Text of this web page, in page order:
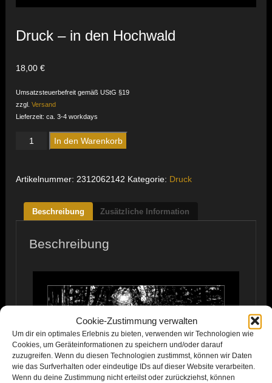
Cookie-Zustimmung verwalten
Um dir ein optimales Erlebnis zu bieten, verwenden wir Technologien wie
Cookies, um Geräteinformationen zu speichern und/oder darauf
zuzugreifen. Wenn du diesen Technologien zustimmst, können wir Daten
wie das Surfverhalten oder eindeutige IDs auf dieser Website verarbeiten.
Wenn du deine Zustimmung nicht erteilst oder zurückziehst, können
Druck – in den Hochwald
18,00€
Umsatzsteuerbefreit gemäß UStG §19
zzgl.Versand
Lieferzeit: ca. 3-4 workdays
Druck
den
Menge
In den Warenkorb
Artikelnummer:2312062142 Kategorie: Druck
Beschreibung Zusätzliche Information
Beschreibung